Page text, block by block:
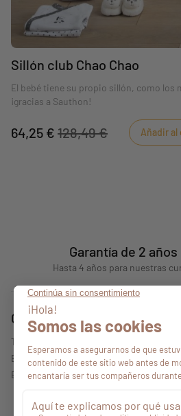
Sillón club Chao Chao
El bebé tiene su propio sillón, como los
¡gracias a Sauthon!
64,25 € 128,49 € Añadir al
Garantía de 2 años
Hasta 4 años para nuestras
Consejos
Todos nuestros consejos
Encontrar un punto de venta
Espacio profesional